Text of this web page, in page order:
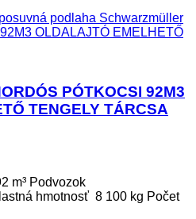
posuvná podlaha Schwarzmüller
OLDALAJTÓ EMELHETŐ
PÓTKOCSI 92M3
TENGELY TÁRCSA
m³ Podvozok
hmotnosť 8 100 kg Počet